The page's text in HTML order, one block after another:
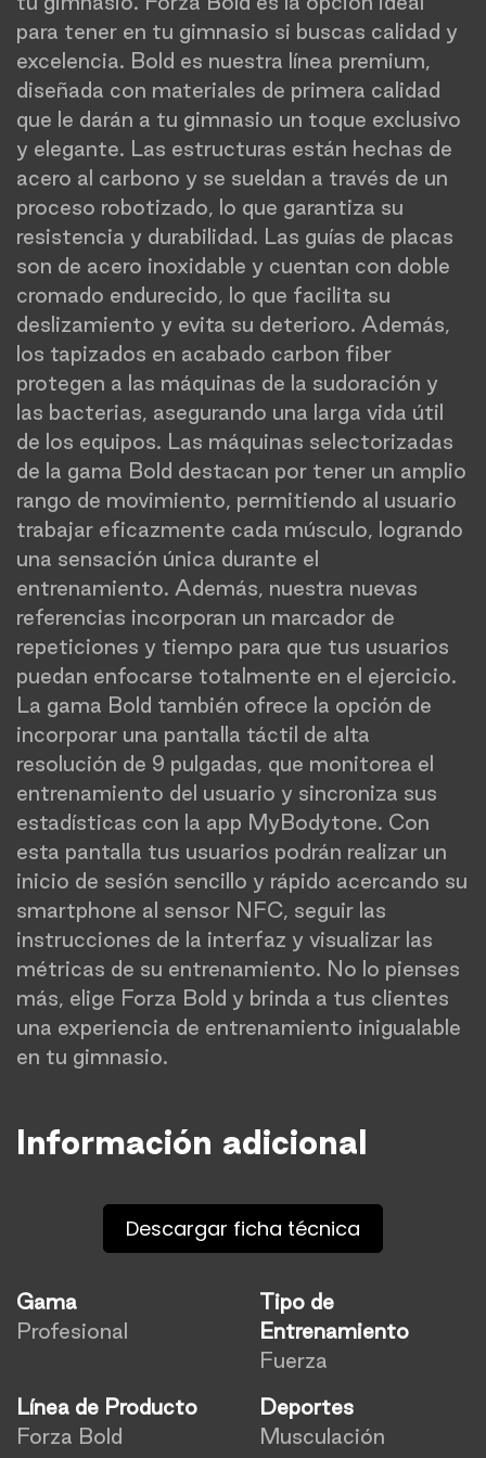
para tener en tu gimnasio si buscas calidad y
excelencia. Bold es nuestra línea premium,
diseñada con materiales de primera calidad
que le darán a tu gimnasio un toque exclusivo
y elegante. Las estructuras están hechas de
acero al carbono y se sueldan a través de un
proceso robotizado, lo que garantiza su
resistencia y durabilidad. Las guías de placas
son de acero inoxidable y cuentan con doble
cromado endurecido, lo que facilita su
deslizamiento y evita su deterioro. Además,
los tapizados en acabado carbon fiber
protegen a las máquinas de la sudoración y
las bacterias, asegurando una larga vida útil
de los equipos. Las máquinas selectorizadas
de la gama Bold destacan por tener un amplio
rango de movimiento, permitiendo al usuario
trabajar eficazmente cada músculo, logrando
una sensación única durante el
entrenamiento. Además, nuestra nuevas
referencias incorporan un marcador de
repeticiones y tiempo para que tus usuarios
puedan enfocarse totalmente en el ejercicio.
La gama Bold también ofrece la opción de
incorporar una pantalla táctil de alta
resolución de 9 pulgadas, que monitorea el
entrenamiento del usuario y sincroniza sus
estadísticas con la app MyBodytone. Con
esta pantalla tus usuarios podrán realizar un
inicio de sesión sencillo y rápido acercando su
smartphone al sensor NFC, seguir las
instrucciones de la interfaz y visualizar las
métricas de su entrenamiento. No lo pienses
más, elige Forza Bold y brinda a tus clientes
una experiencia de entrenamiento inigualable
en tu gimnasio.
Información adicional
Descargar ficha técnica
Gama
Profesional
Tipo de
Entrenamiento
Fuerza
Línea de Producto
Forza Bold
Deportes
Musculación